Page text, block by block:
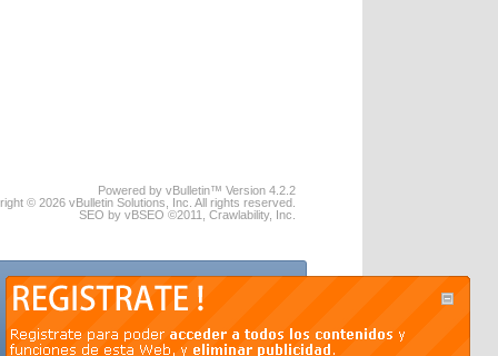
Powered by vBulletin™ Version 4.2.2
© 2026 vBulletin Solutions, Inc. All rights reserved.
SEO by vBSEO ©2011, Crawlability, Inc.